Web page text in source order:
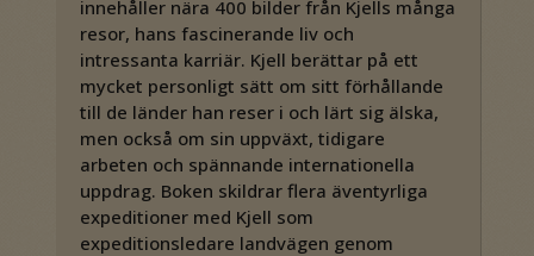
innehåller nära 400 bilder från Kjells många
resor, hans fascinerande liv och
intressanta karriär. Kjell berättar på ett
mycket personligt sätt om sitt förhållande
till de länder han reser i och lärt sig älska,
men också om sin uppväxt, tidigare
arbeten och spännande internationella
uppdrag. Boken skildrar flera äventyrliga
expeditioner med Kjell som
expeditionsledare landvägen genom